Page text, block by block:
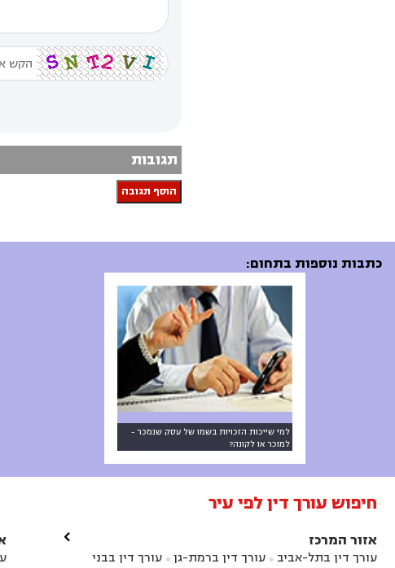
תגובות
הוסף תגובה
כתבות נוספות בתחום:
למי שייכות הזכויות בשמו של עסק שנמכר -
למוכר או לקונה?
חיפוש עורך דין לפי עיר
אזור המרכז
עורך דין בתל-אביב  עורך דין ברמת-גן 
עורך דין בבני
